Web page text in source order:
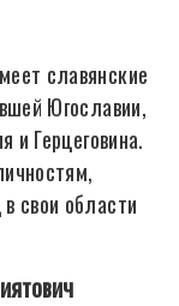
славянские
Югославии,
и Герцеговина.
свои области